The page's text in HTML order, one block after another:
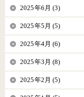
2025年6月 (3)
2025年5月 (5)
2025年4月 (6)
2025年3月 (8)
2025年2月 (5)